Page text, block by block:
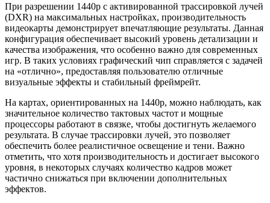
При разрешении 1440p с активированной трассировкой лучей
(DXR) на максимальных настройках, производительность
видеокарты демонстрирует впечатляющие результаты. Данная
конфигурация обеспечивает высокий уровень детализации и
качества изображения, что особенно важно для современных
игр. В таких условиях графический чип справляется с задачей
на «отлично», предоставляя пользователю отличные
визуальные эффекты и стабильный фреймрейт.
На картах, ориентированных на 1440p, можно наблюдать, как
значительное количество тактовых частот и мощные
процессоры работают в связке, чтобы достигнуть желаемого
результата. В случае трассировки лучей, это позволяет
обеспечить более реалистичное освещение и тени. Важно
отметить, что хотя производительность и достигает высокого
уровня, в некоторых случаях количество кадров может
частично снижаться при включении дополнительных
эффектов.